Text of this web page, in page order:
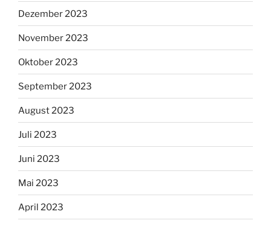
Dezember 2023
November 2023
Oktober 2023
September 2023
August 2023
Juli 2023
Juni 2023
Mai 2023
April 2023